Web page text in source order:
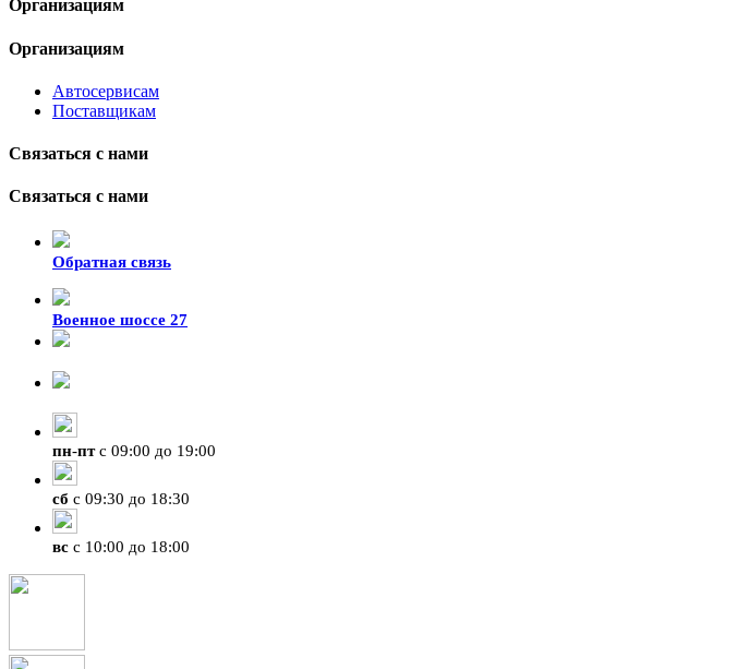
Организациям
Организациям
Автосервисам
Поставщикам
Связаться с нами
Связаться с нами
Обратная связь
Военное шоссе 27
пн-птс 09:00 до 19:00
сб с 09:30 до 18:30
вс с 10:00 до 18:00